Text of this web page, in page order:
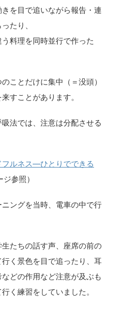
を目で追いながら報告・連
たり、
料理を同時並行で作った
ことだけに集中（＝没頭）
すことがあります。
法では、注意は分配させる
フルネス―ひとりでできる
ジ参照）
ングを当時、電車の中で行
たちの話す声、座席の前の
く景色を目で追ったり、耳
どの作用など注意が及ぶも
く練習をしていました。